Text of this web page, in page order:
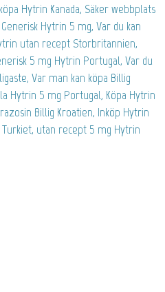
Hytrin Kanada, Säker webbplats
Hytrin 5 mg, Var du kan
utan recept Storbritannien,
5 mg Hytrin Portugal, Var du
Var man kan köpa Billig
Hytrin 5 mg Portugal, Köpa Hytrin
Billig Kroatien, Inköp Hytrin
utan recept 5 mg Hytrin